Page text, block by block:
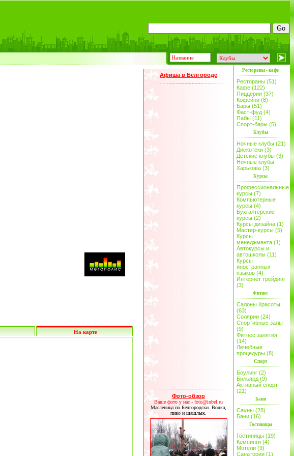
На карте
Афиша в Белгороде
Фото-обзор
Ваше фото у нас - foto@inbel.ru
Масленица по Белгородски. Водка,
пиво и шашлык.
Рестораны - кафе
Рестораны (51)
Кафе (122)
Пиццерии (37)
Кофейни (8)
Бары (51)
Фаст-фуд (4)
Пабы (11)
Спорт-бары (5)
Клубы
Ночные клубы (21)
Дискотеки (3)
Детские клубы (3)
Ночные клубы
Харькова (3)
Курсы
Профессиональные
курсы (7)
Компьютерные
курсы (4)
Бухгалтерские
курсы (2)
Курсы дизайна (1)
Мастер-курсы (5)
Курсы
менеджмента (1)
Автокурсы и
автошколы (11)
Курсы
иностранных
языков (4)
Интернет трейдинг
(3)
Фитнес
Салоны Красоты
(63)
Солярии (24)
Спортивные залы
(9)
Фитнес занятия
(14)
Лечебные
процедуры (8)
Спорт
Боулинг (2)
Бильярд (9)
Активный спорт
(21)
Бани
Сауны (28)
Бани (16)
Гостиницы
Гостиницы (19)
Кемпинги (4)
Мотели (9)
Санатории (1)